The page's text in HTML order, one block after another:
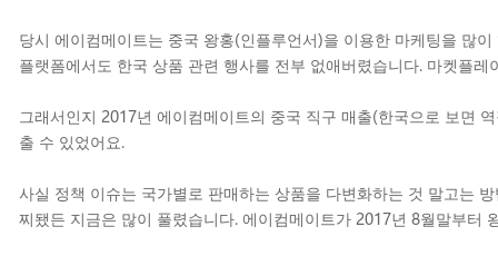
당시 에이컴메이트는 중국 왕홍(인플루언서)을 이용한 마케팅을 많
플랫폼에서도 한국 상품 관련 행사를 전부 없애버렸습니다. 마켓플
그래서인지 2017년 에이컴메이트의 중국 직구 매출(한국으로 보면
출 수 있었어요.
사실 정책 이슈는 국가별로 판매하는 상품을 다변화하는 것 말고는
찌됐든 지금은 많이 풀렸습니다. 에이컴메이트가 2017년 8월말부터